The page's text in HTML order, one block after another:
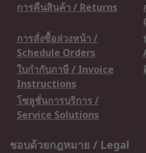
การคืนสินค้า / Returns
การสั่งซื้อล่วงหน้า /
Schedule Orders
ใบกำกับภาษี / Invoice
Instructions
โซลูชั่นการบริการ /
Service Solutions
ชอบด้วยกฎหมาย / Legal